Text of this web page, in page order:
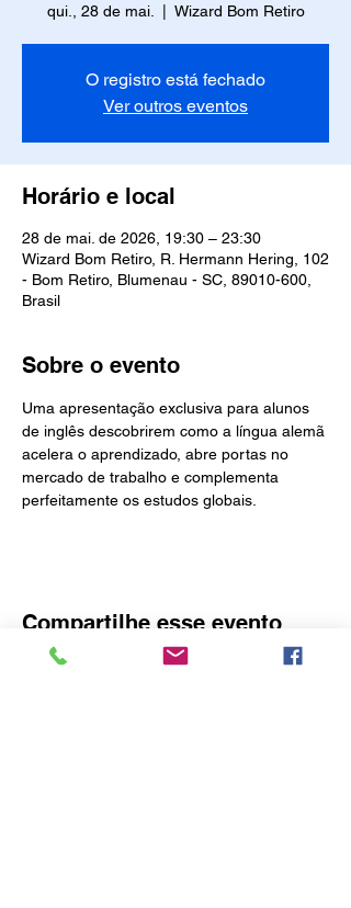
qui., 28 de mai. Wizard Bom Retiro
O registro está fechado
Ver outros eventos
Horário e local
28 de mai. de 2026, 19:30 – 23:30
Wizard Bom Retiro, R. Hermann Hering, 102
- Bom Retiro, Blumenau - SC, 89010-600,
Brasil
Sobre o evento
Uma apresentação exclusiva para alunos
de inglês descobrirem como a língua alemã
acelera o aprendizado, abre portas no
mercado de trabalho e complementa
perfeitamente os estudos globais.
Compartilhe esse evento